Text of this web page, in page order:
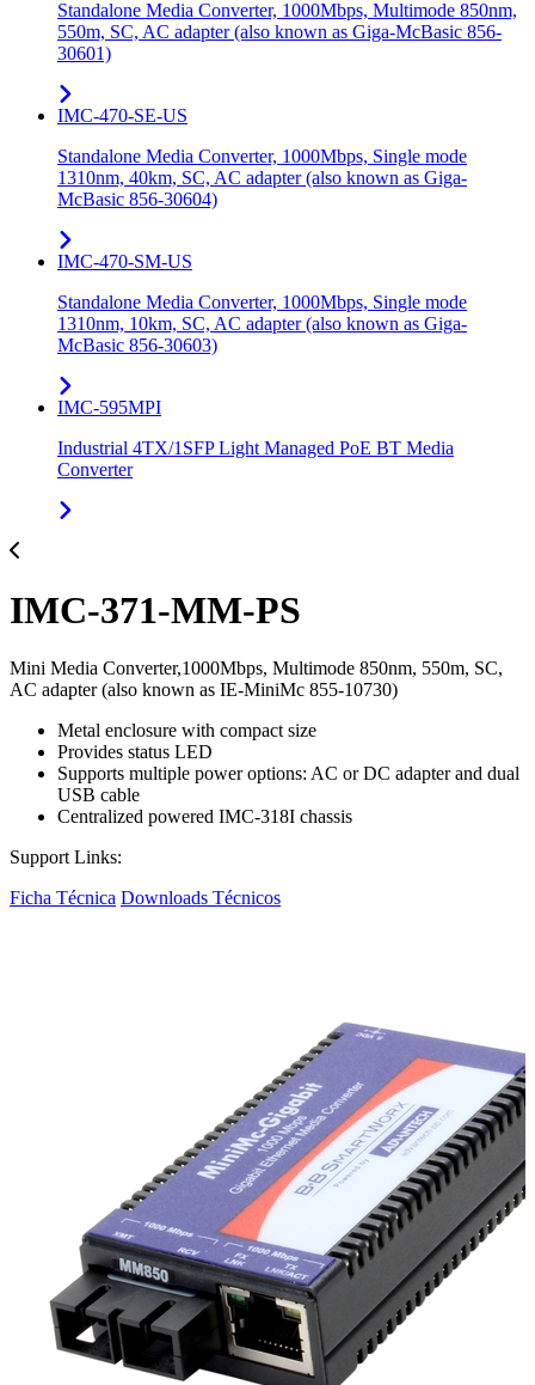
Standalone Media Converter, 1000Mbps, Multimode 850nm,
550m, SC, AC adapter (also known as Giga-McBasic 856-
30601)
IMC-470-SE-US
Standalone Media Converter, 1000Mbps, Single mode
1310nm, 40km, SC, AC adapter (also known as Giga-
McBasic 856-30604)
IMC-470-SM-US
Standalone Media Converter, 1000Mbps, Single mode
1310nm, 10km, SC, AC adapter (also known as Giga-
McBasic 856-30603)
IMC-595MPI
Industrial 4TX/1SFP Light Managed PoE BT Media
Converter
IMC-371-MM-PS
Mini Media Converter,1000Mbps, Multimode 850nm, 550m, SC,
AC adapter (also known as IE-MiniMc 855-10730)
Metal enclosure with compact size
Provides status LED
Supports multiple power options: AC or DC adapter and dual
USB cable
Centralized powered IMC-318I chassis
Support Links:
Ficha Técnica Downloads Técnicos